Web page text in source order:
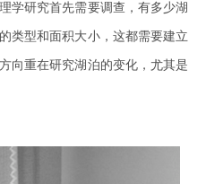
学研究首先需要调查，有多少湖
类型和面积大小，这都需要建立
向重在研究湖泊的变化，尤其是